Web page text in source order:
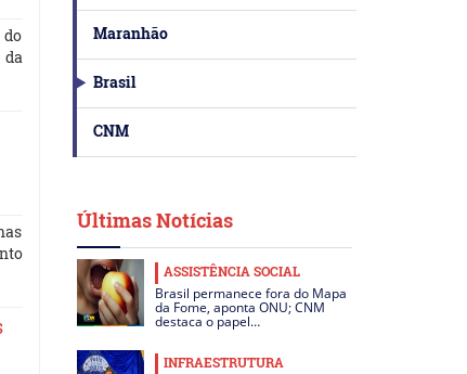
Maranhão
Brasil
CNM
Últimas Notícias
ASSISTÊNCIA SOCIAL
Brasil permanece fora do Mapa
da Fome, aponta ONU; CNM
destaca o papel…
INFRAESTRUTURA